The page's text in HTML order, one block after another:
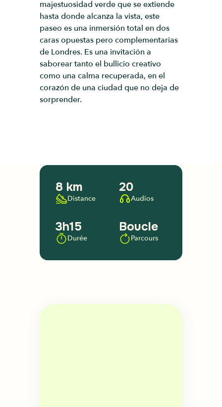
majestuosidad verde que se extiende
hasta donde alcanza la vista, este
paseo es una inmersión total en dos
caras opuestas pero complementarias
de Londres. Es una invitación a
saborear tanto el bullicio creativo
como una calma recuperada, en el
corazón de una ciudad que no deja de
sorprender.
8 km
Distance
20
Audios
3h15
Durée
Boucle
Parcours